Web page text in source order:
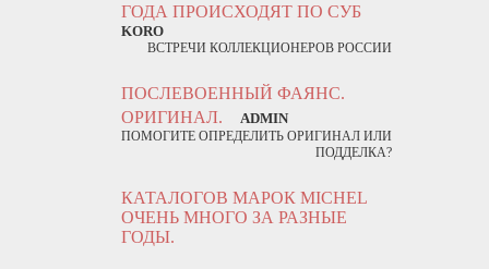
ГОДА ПРОИСХОДЯТ ПО СУБ
KORO
ВСТРЕЧИ КОЛЛЕКЦИОНЕРОВ РОССИИ
ПОСЛЕВОЕННЫЙ ФАЯНС.
ОРИГИНАЛ.
ADMIN
ПОМОГИТЕ ОПРЕДЕЛИТЬ ОРИГИНАЛ ИЛИ
ПОДДЕЛКА?
КАТАЛОГОВ МАРОК MICHEL
ОЧЕНЬ МНОГО ЗА РАЗНЫЕ
ГОДЫ.